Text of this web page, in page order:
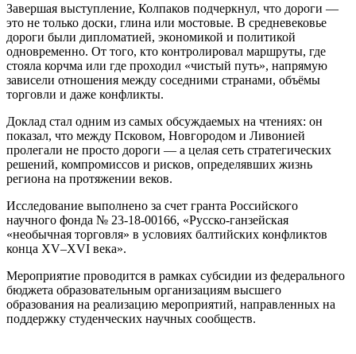
Завершая выступление, Колпаков подчеркнул, что дороги —
это не только доски, глина или мостовые. В средневековье
дороги были дипломатией, экономикой и политикой
одновременно. От того, кто контролировал маршруты, где
стояла корчма или где проходил «чистый путь», напрямую
зависели отношения между соседними странами, объёмы
торговли и даже конфликты.
Доклад стал одним из самых обсуждаемых на чтениях: он
показал, что между Псковом, Новгородом и Ливонией
пролегали не просто дороги — а целая сеть стратегических
решений, компромиссов и рисков, определявших жизнь
региона на протяжении веков.
Исследование выполнено за счет гранта Российского
научного фонда № 23-18-00166, «Русско-ганзейская
«необычная торговля» в условиях балтийских конфликтов
конца XV–XVI века».
Мероприятие проводится в рамках субсидии из федерального
бюджета образовательным организациям высшего
образования на реализацию мероприятий, направленных на
поддержку студенческих научных сообществ.